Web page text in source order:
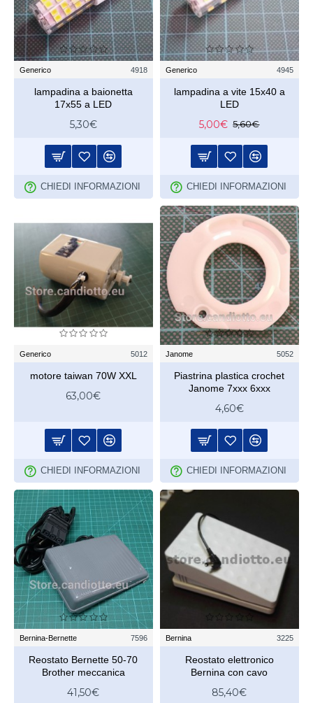
Generico 4918
lampadina a baionetta
17x55 a LED
5,30€
CHIEDI INFORMAZIONI
Generico 4945
lampadina a vite 15x40 a
LED
5,00€ 5,60€
CHIEDI INFORMAZIONI
Generico 5012
motore taiwan 70W XXL
63,00€
CHIEDI INFORMAZIONI
Janome 5052
Piastrina plastica crochet
Janome 7xxx 6xxx
4,60€
CHIEDI INFORMAZIONI
Bernina-Bernette 7596
Reostato Bernette 50-70
Brother meccanica
41,50€
Bernina 3225
Reostato elettronico
Bernina con cavo
85,40€